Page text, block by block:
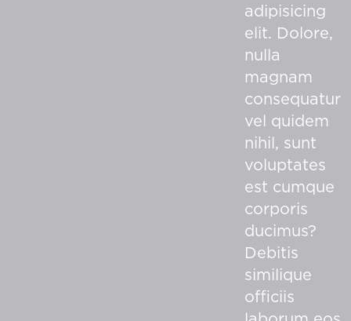
adipisicing
elit. Dolore,
nulla
magnam
consequatur
vel quidem
nihil, sunt
voluptates
est cumque
corporis
ducimus?
Debitis
similique
officiis